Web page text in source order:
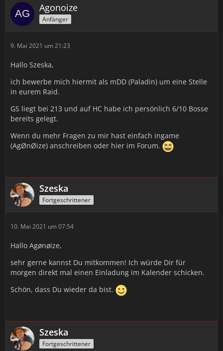
Agonoize
Anfänger
9. Mai 2021 um 21:23
Hallo Szeska,
ich bewerbe mich hiermit als mDD (Paladin) um eine Stelle
in eurem Raid.
GS liegt bei 213 und auf HC habe ich persönlich 6/10 Bosse
bereits gelegt.
Wenn du mehr Fragen zu mir hast einfach ingame
(AgØnØize) anschreiben oder hier im Forum.
Szeska
Fortgeschrittener
10. Mai 2021 um 07:54
Hallo Agønøize,
sehr gerne kannst Du mitkommen! Ich würde Dir für
morgen direkt mal einen Einladung im Kalender schicken.
Schön, dass Du wieder da bist.
Szeska
Fortgeschrittener